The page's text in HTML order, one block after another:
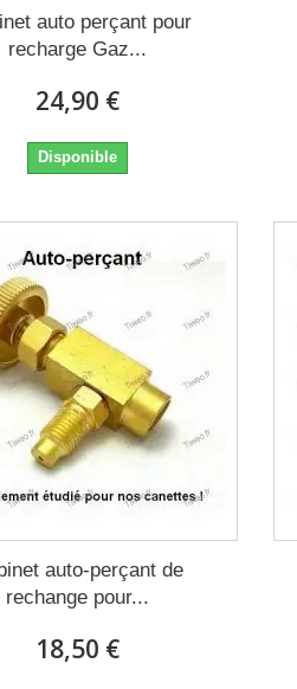
auto perçant pour
recharge Gaz...
24,90 €
Disponible
auto-perçant de
rechange pour...
18,50 €